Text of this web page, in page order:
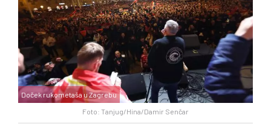
Foto: Tanjug/Hina/Damir Senčar
Doček rukometaša u Zagrebu